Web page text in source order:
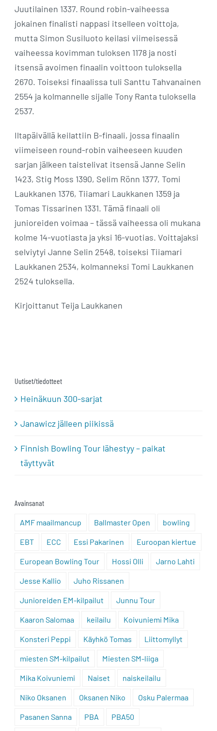
Juutilainen 1337. Round robin-vaiheessa
jokainen finalisti nappasi itselleen voittoja,
mutta Simon Susiluoto keilasi viimeisessä
vaiheessa kovimman tuloksen 1178 ja nosti
itsensä avoimen finaalin voittoon tuloksella
2670. Toiseksi finaalissa tuli Santtu Tahvanainen
2554 ja kolmannelle sijalle Tony Ranta tuloksella
2537.
Iltapäivällä keilattiin B-finaali, jossa finaalin
viimeiseen round-robin vaiheeseen kuuden
sarjan jälkeen taistelivat itsensä Janne Selin
1423, Stig Moss 1390, Selim Rönn 1377, Tomi
Laukkanen 1376, Tiiamari Laukkanen 1359 ja
Tomas Tissarinen 1331. Tämä finaali oli
junioreiden voimaa – tässä vaiheessa oli mukana
kolme 14-vuotiasta ja yksi 16-vuotias. Voittajaksi
selviytyi Janne Selin 2548, toiseksi Tiiamari
Laukkanen 2534, kolmanneksi Tomi Laukkanen
2524 tuloksella.
Kirjoittanut Teija Laukkanen
Uutiset/tiedotteet
Heinäkuun 300-sarjat
Janawicz jälleen piikissä
Finnish Bowling Tour lähestyy – paikat
täyttyvät
Avainsanat
AMF maailmancup Ballmaster Open bowling
EBT ECC Essi Pakarinen Euroopan kiertue
European Bowling Tour Hossi Olli Jarno Lahti
Jesse Kallio Juho Rissanen
Junioreiden EM-kilpailut Junnu Tour
Kaaron Salomaa keilailu Koivuniemi Mika
Konsteri Peppi Käyhkö Tomas Liittomyllyt
miesten SM-kilpailut Miesten SM-liiga
Mika Koivuniemi Naiset naiskeilailu
Niko Oksanen Oksanen Niko Osku Palermaa
Pasanen Sanna PBA PBA50